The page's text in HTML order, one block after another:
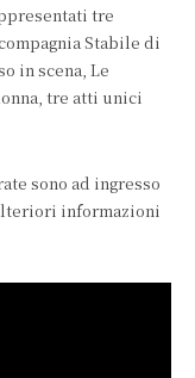
tre
Stabile di
in scena, Le
tre atti unici
sono ad ingresso
informazioni